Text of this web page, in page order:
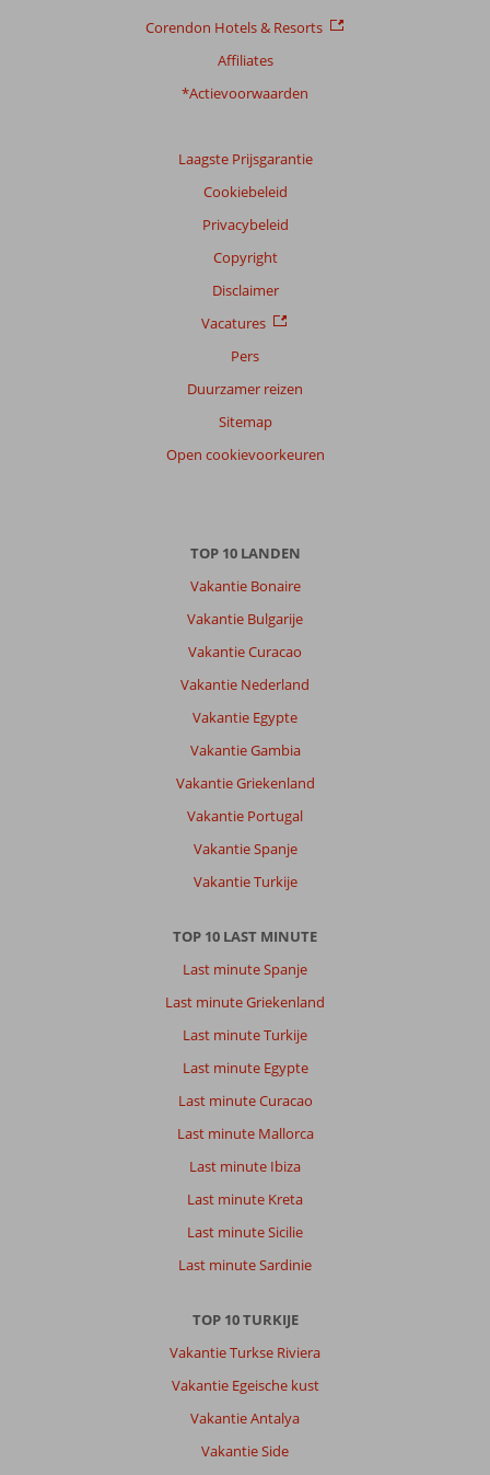
Corendon Hotels & Resorts
Affiliates
*Actievoorwaarden
Laagste Prijsgarantie
Cookiebeleid
Privacybeleid
Copyright
Disclaimer
Vacatures
Pers
Duurzamer reizen
Sitemap
Open cookievoorkeuren
TOP 10 LANDEN
Vakantie Bonaire
Vakantie Bulgarije
Vakantie Curacao
Vakantie Nederland
Vakantie Egypte
Vakantie Gambia
Vakantie Griekenland
Vakantie Portugal
Vakantie Spanje
Vakantie Turkije
TOP 10 LAST MINUTE
Last minute Spanje
Last minute Griekenland
Last minute Turkije
Last minute Egypte
Last minute Curacao
Last minute Mallorca
Last minute Ibiza
Last minute Kreta
Last minute Sicilie
Last minute Sardinie
TOP 10 TURKIJE
Vakantie Turkse Riviera
Vakantie Egeische kust
Vakantie Antalya
Vakantie Side